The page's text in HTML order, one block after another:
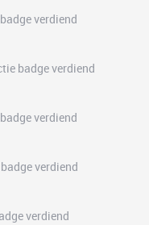
verdiend
badge verdiend
verdiend
verdiend
verdiend